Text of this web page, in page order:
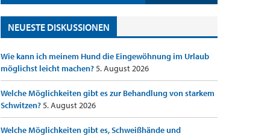
NEUESTE DISKUSSIONEN
Wie kann ich meinem Hund die Eingewöhnung im Urlaub
möglichst leicht machen?5. August 2026
Welche Möglichkeiten gibt es zur Behandlung von starkem
Schwitzen?5. August 2026
Welche Möglichkeiten gibt es, Schweißhände und